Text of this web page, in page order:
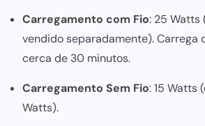
Carregamento com Fio: 25 Watts
vendido separadamente). Carrega
cerca de 30 minutos.
Carregamento Sem Fio: 15 Watts
Watts).